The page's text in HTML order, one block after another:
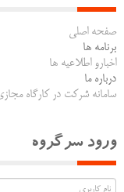
صفحه اصلی
برنامه ها
اخبارو اطلاعیه ها
درباره ما
سامانه شرکت در کارگاه
ورود سرگروه